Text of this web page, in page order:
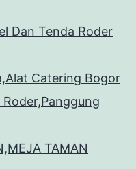
Dan Tenda Roder
Catering Bogor
TAMAN